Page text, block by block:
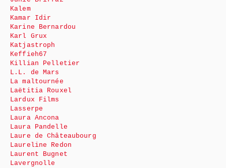
Kalem
Kamar Idir
Karine Bernardou
Karl Grux
Katjastroph
Keffieh67
Killian Pelletier
L.L. de Mars
La maltournée
Laëtitia Rouxel
Lardux Films
Lasserpe
Laura Ancona
Laura Pandelle
Laure de Châteaubourg
Laureline Redon
Laurent Bugnet
Lavergnolle